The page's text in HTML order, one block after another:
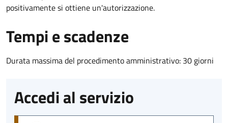
positivamente si ottiene un'autorizzazione.
Tempi e scadenze
Durata massima del procedimento amministrativo: 30 giorni
Accedi al servizio